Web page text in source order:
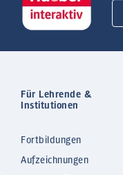
Für Lehrende &
Institutionen
Fortbildungen
Aufzeichnungen